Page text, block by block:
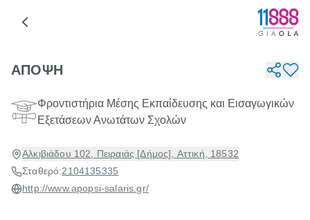
ΑΠΟΨΗ
Φροντιστήρια Μέσης Εκπαίδευσης και Εισαγωγικών
Εξετάσεων Ανωτάτων Σχολών
Αλκιβιάδου 102, Πειραιάς [Δήμος], Αττική, 18532
Σταθερό:2104135335
http://www.apopsi-salaris.gr/